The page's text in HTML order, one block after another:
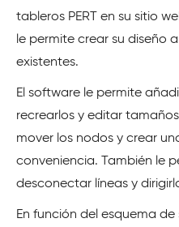
tableros PERT en su sitio
le permite crear su diseño
existentes.
El software le permite
recrearlos y editar
mover los nodos y crear
conveniencia. También le
desconectar líneas y
En función del esquema de